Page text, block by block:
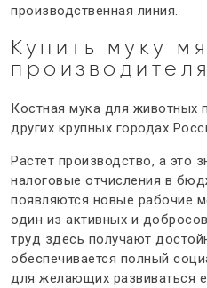
производственная линия.
Купить муку
производителя
Костная мука для животных
других крупных городах
Растет производство, а это
налоговые отчисления в
появляются новые рабочие
один из активных и
труд здесь получают
обеспечивается полный
для желающих развиваться